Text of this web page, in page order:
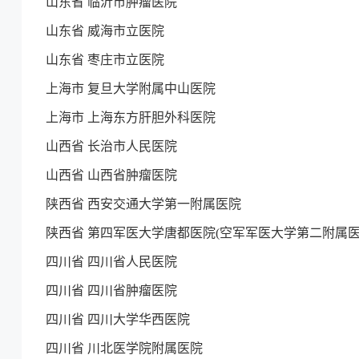
山东省 威海市立医院
山东省 枣庄市立医院
上海市 复旦大学附属中山医院
上海市 上海东方肝胆外科医院
山西省 长治市人民医院
山西省 山西省肿瘤医院
陕西省 西安交通大学第一附属医院
陕西省 第四军医大学唐都医院(空军军医大学第二附属
四川省 四川省人民医院
四川省 四川省肿瘤医院
四川省 四川大学华西医院
四川省 川北医学院附属医院